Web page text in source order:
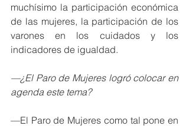
muchísimo la participación económica
de las mujeres, la participación de los
varones en los cuidados y los
indicadores de igualdad.
—¿El Paro de Mujeres logró colocar en
agenda este tema?
—El Paro de Mujeres como tal pone en